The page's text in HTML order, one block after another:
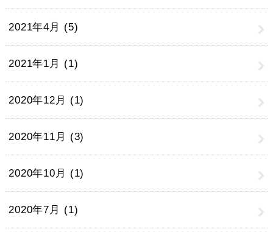
2021年4月 (5)
2021年1月 (1)
2020年12月 (1)
2020年11月 (3)
2020年10月 (1)
2020年7月 (1)